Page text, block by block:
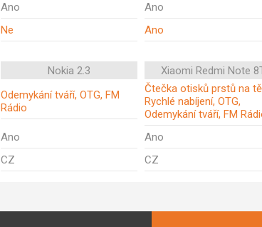
Ano
Ano
Ne Ano
Nokia 2.3 Xiaomi Redmi Note
Odemykání tváří, OTG, FM
Rádio
Čtečka otisků prstů na
Rychlé nabíjení, OTG,
Odemykání tváří, FM
Ano
Ano
CZ CZ